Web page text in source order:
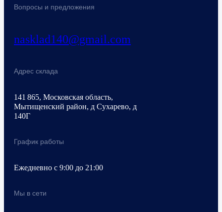
Вопросы и предложения
nasklad140@gmail.com
Адрес склада
141 865, Московская область,
Мытищенский район, д Сухарево, д
140Г
График работы
Ежедневно с 9:00 до 21:00
Мы в сети